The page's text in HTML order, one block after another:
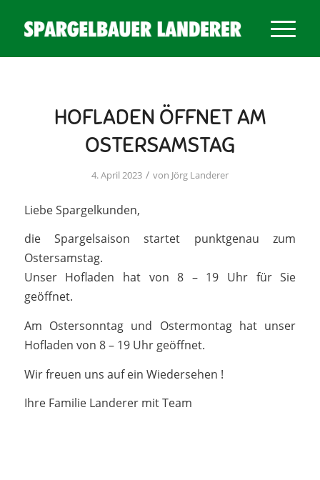
HOFLADEN ÖFFNET AM
OSTERSAMSTAG
4. April 2023 / von Jörg Landerer
Liebe Spargelkunden,
die Spargelsaison startet punktgenau zum
Ostersamstag.
Unser Hofladen hat von 8 – 19 Uhr für Sie
geöffnet.
Am Ostersonntag und Ostermontag hat unser
Hofladen von 8 – 19 Uhr geöffnet.
Wir freuen uns auf ein Wiedersehen !
Ihre Familie Landerer mit Team